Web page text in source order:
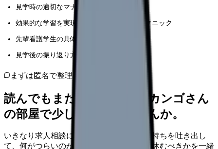
見学時の適切なマナーと心構えのポイント
効果的な学習を実現するための実践的なテクニック
先輩看護学生の具体的な体験談と教訓
見学後の振り返り方法と知識の定着方法
まずは匿名で整理
読んでもまだ苦しいなら、カンゴさん
の部屋で少し話してみませんか。
いきなり求人相談には進みません。今の気持ちを吐き出し
て、何がつらいのか、辞めるべきか、少し休むべきかを一緒